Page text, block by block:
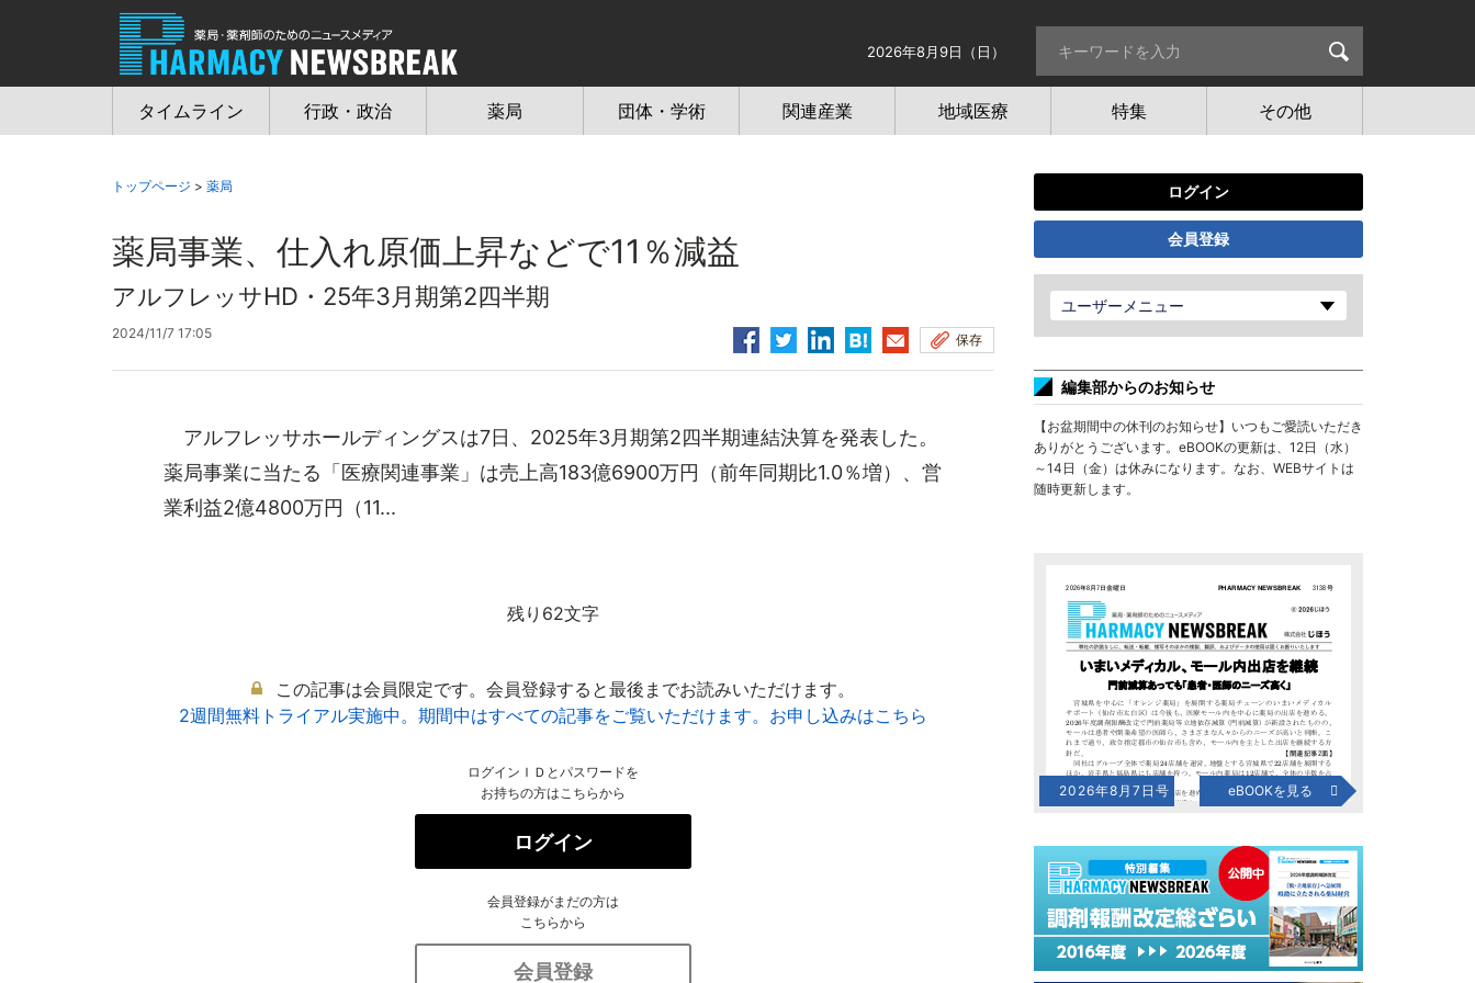
2026年8月9日（日）
タイムライン 行政・政治 薬局 団体・学術 関連産業 地域医療 特集 その他
トップページ > 薬局
薬局事業、仕入れ原価上昇などで11％減益
アルフレッサHD・25年3月期第2四半期
2024/11/7 17:05 保存
アルフレッサホールディングスは7日、2025年3月期第2四半期連結決算を発表した。
薬局事業に当たる「医療関連事業」は売上高183億6900万円（前年同期比1.0％増）、営
業利益2億4800万円（11...
残り62文字
この記事は会員限定です。会員登録すると最後までお読みいただけます。
2週間無料トライアル実施中。期間中はすべての記事をご覧いただけます。お申し込みはこちら
ログインＩＤとパスワードを
お持ちの方はこちらから
ログイン
会員登録がまだの方は
こちらから
会員登録
ログイン
会員登録
ユーザーメニュー
編集部からのお知らせ
【お盆期間中の休刊のお知らせ】いつもご愛読いただき
ありがとうございます。eBOOKの更新は、12日（水）
～14日（金）は休みになります。なお、WEBサイトは
随時更新します。
2026年8月7日号 eBOOKを見る